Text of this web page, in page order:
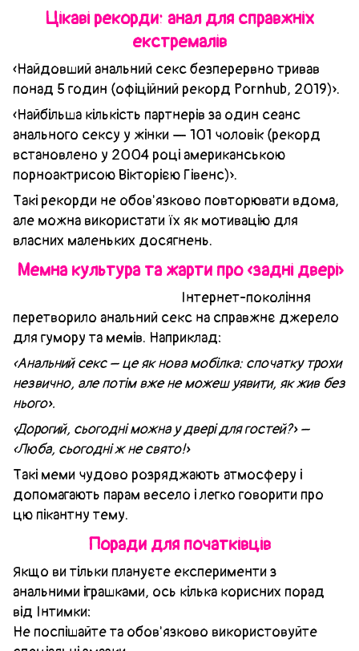
Цікаві рекорди: анал для справжніх
екстремалів
«Найдовший анальний секс безперервно тривав
понад 5 годин (офіційний рекорд Pornhub, 2019)».
«Найбільша кількість партнерів за один сеанс
анального сексу у жінки — 101 чоловік (рекорд
встановлено у 2004 році американською
порноактрисою Вікторією Гівенс)».
Такі рекорди не обов'язково повторювати вдома,
але можна використати їх як мотивацію для
власних маленьких досягнень.
Мемна культура та жарти про «задні двері»
Інтернет-покоління
перетворило анальний секс на справжнє джерело
для гумору та мемів. Наприклад:
«Анальний секс – це як нова мобілка: спочатку трохи
незвично, але потім вже не можеш уявити, як жив без
нього».
«Дорогий, сьогодні можна у двері для гостей?» –
«Люба, сьогодні ж не свято!»
Такі меми чудово розряджають атмосферу і
допомагають парам весело і легко говорити про
цю пікантну тему.
Поради для початківців
Якщо ви тільки плануєте експерименти з
анальними іграшками, ось кілька корисних порад
від Інтимки:
Не поспішайте та обов'язково використовуйте